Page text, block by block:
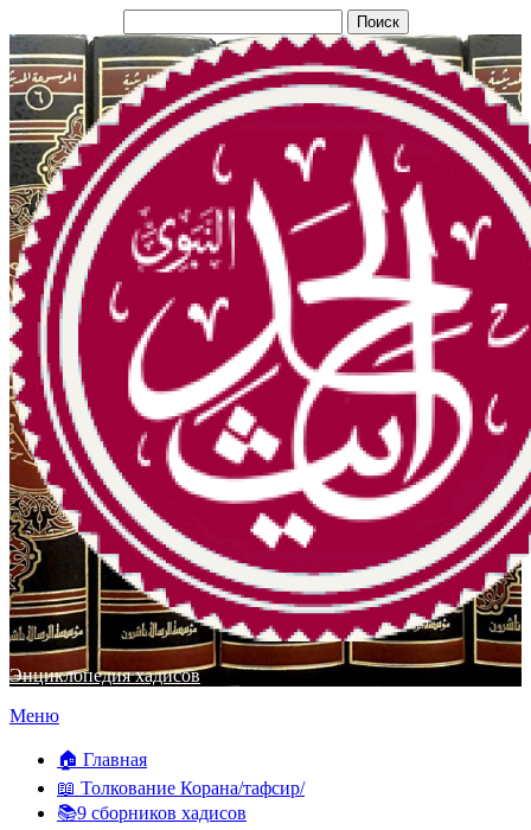
Энциклопедия хадисов
Перейти
содержимому
Меню
🏠 Главная
📖 Толкование Корана/тафсир/
📚9 сборников хадисов